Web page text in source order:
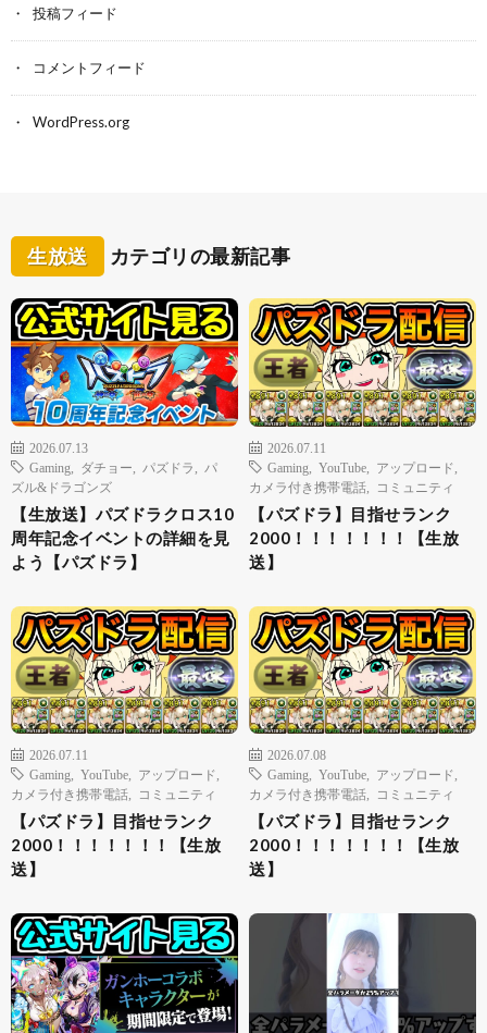
投稿フィード
コメントフィード
WordPress.org
生放送 カテゴリの最新記事
2026.07.13
Gaming
ダチョー パズドラ
パ
ズル&ドラゴンズ
【生放送】パズドラクロス10
周年記念イベントの詳細を見
よう【パズドラ】
2026.07.11
Gaming
YouTube アップロード
カメラ付き携帯電話
コミュニティ
【パズドラ】目指せランク
2000！！！！！！！【生放
送】
2026.07.11
Gaming
YouTube アップロード
カメラ付き携帯電話
コミュニティ
【パズドラ】目指せランク
2000！！！！！！！【生放
送】
2026.07.08
Gaming
YouTube アップロード
カメラ付き携帯電話
コミュニティ
【パズドラ】目指せランク
2000！！！！！！！【生放
送】